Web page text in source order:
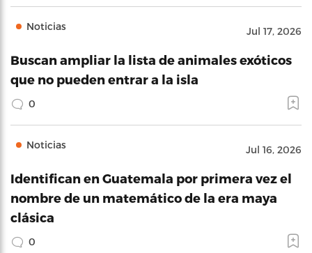
Noticias Jul 17, 2026
Buscan ampliar la lista de animales exóticos
que no pueden entrar a la isla
0
Noticias Jul 16, 2026
Identifican en Guatemala por primera vez el
nombre de un matemático de la era maya
clásica
0